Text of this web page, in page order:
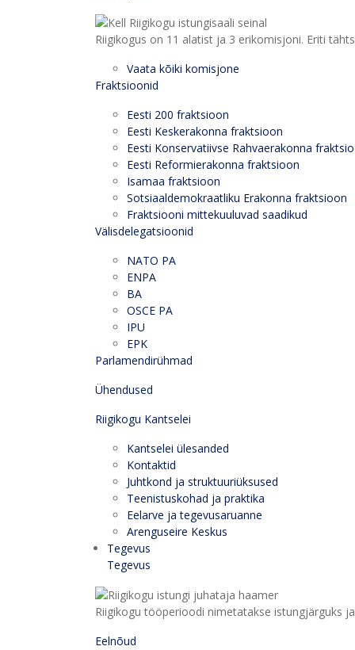
Riigikogus on 11 alatist ja 3 erikomisjoni. Eriti
Vaata kõiki komisjone
Fraktsioonid
Eesti 200 fraktsioon
Eesti Keskerakonna fraktsioon
Eesti Konservatiivse Rahvaerakonna
Eesti Reformierakonna fraktsioon
Isamaa fraktsioon
Sotsiaaldemokraatliku Erakonna fraktsioon
Fraktsiooni mittekuuluvad saadikud
Välisdelegatsioonid
NATO PA
ENPA
BA
OSCE PA
IPU
EPK
Parlamendirühmad
Ühendused
Riigikogu Kantselei
Kantselei ülesanded
Kontaktid
Juhtkond ja struktuuriüksused
Teenistuskohad ja praktika
Eelarve ja tegevusaruanne
Arenguseire Keskus
Tegevus
Tegevus
Riigikogu tööperioodi nimetatakse istungjärguks
Eelnõud